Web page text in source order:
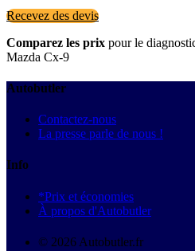
Recevez des devis
Comparez les prix pour le
Mazda Cx-9
Autobutler
Contactez-nous
La presse parle de nous !
Info
*Prix et économies
À propos d'Autobutler
© 2026 Autobutler.fr